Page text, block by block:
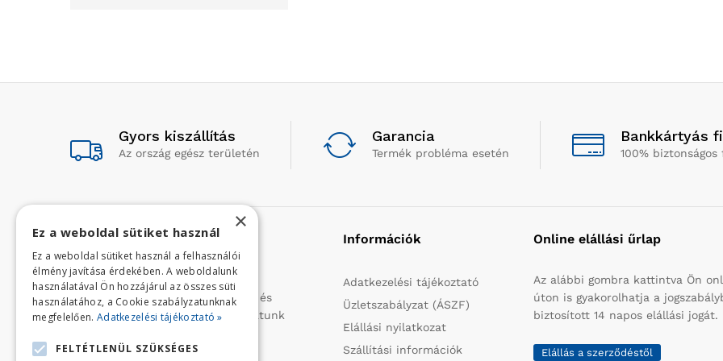
Gyors kiszállítás
Az ország egész területén
Garancia
Termék probléma esetén
Bankkártyás
100% biztonságos
Rólunk
Profilunk a mezőgazdasági, kerti
kisgépek és egyéb iparcikkek kis- és
nagykereskedelme. 1991 óta folytatunk
Olaszországból származó
Információk
Adatkezelési tájékoztató
Üzletszabályzat (ÁSZF)
Elállási nyilatkozat
Szállítási információk
Online elállási űrlap
Az alábbi gombra kattintva Ön
úton is gyakorolhatja a
biztosított 14 napos elállási jogát.
Elállás a szerződéstől
×
Ez a weboldal sütiket használ
Ez a weboldal sütiket használ a felhasználói
élmény javítása érdekében. A weboldalunk
használatával Ön hozzájárul az összes süti
használatához, a Cookie szabályzatunknak
megfelelően. Adatkezelési tájékoztató »
FELTÉTLENÜL SZÜKSÉGES